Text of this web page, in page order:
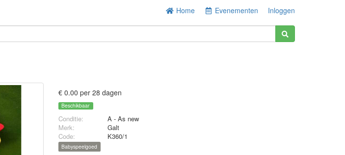
Home Evenementen Inloggen
€ 0.00 per 28 dagen
Beschikbaar
Conditie:
A - As new
Merk:
Galt
Code:
K360/1
Babyspeelgoed